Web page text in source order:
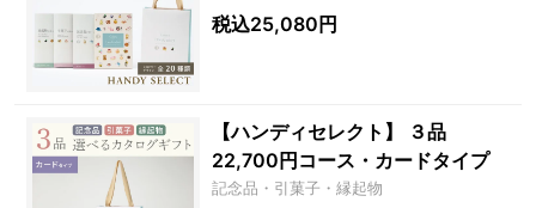
税込25,080円
【ハンディセレクト】 ３品
22,700円コース・カードタイプ
記念品・引菓子・縁起物